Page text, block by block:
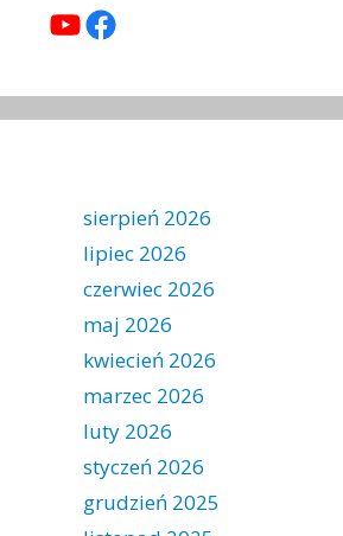
YouTube
Facebook
sierpień 2026
lipiec 2026
czerwiec 2026
maj 2026
kwiecień 2026
marzec 2026
luty 2026
styczeń 2026
grudzień 2025